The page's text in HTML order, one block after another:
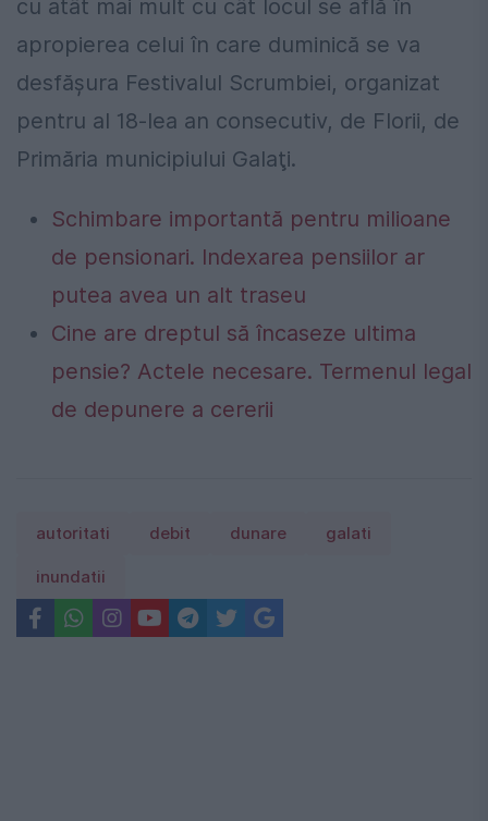
cu atât mai mult cu cât locul se află în
apropierea celui în care duminică se va
desfăşura Festivalul Scrumbiei, organizat
pentru al 18-lea an consecutiv, de Florii, de
Primăria municipiului Galaţi.
Schimbare importantă pentru milioane
de pensionari. Indexarea pensiilor ar
putea avea un alt traseu
Cine are dreptul să încaseze ultima
pensie? Actele necesare. Termenul legal
de depunere a cererii
autoritati debit dunare galati
inundatii